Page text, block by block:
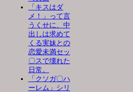
「キスはダ
メ！」って言
うくせに、中
出しは求めて
くる実妹との
恋愛未満セッ
〇スで壊れた
日常。
「クソガ〇ハ
ーレム」シリ